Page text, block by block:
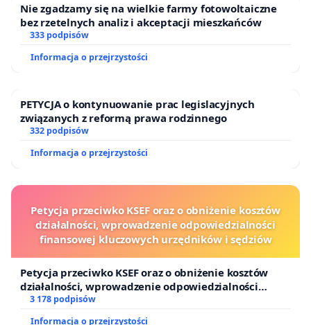
Nie zgadzamy się na wielkie farmy fotowoltaiczne
bez rzetelnych analiz i akceptacji mieszkańców
333 podpisów
Informacja o przejrzystości
PETYCJA o kontynuowanie prac legislacyjnych
związanych z reformą prawa rodzinnego
332 podpisów
Informacja o przejrzystości
Petycja przeciwko KSEF oraz o obniżenie kosztów
działalności, wprowadzenie odpowiedzialności
finansowej kluczowych urzędników i sędziów
Petycja przeciwko KSEF oraz o obniżenie kosztów
działalności, wprowadzenie odpowiedzialności
finansowej kluczowych urzędników i sędziów
3 178 podpisów
Informacja o przejrzystości